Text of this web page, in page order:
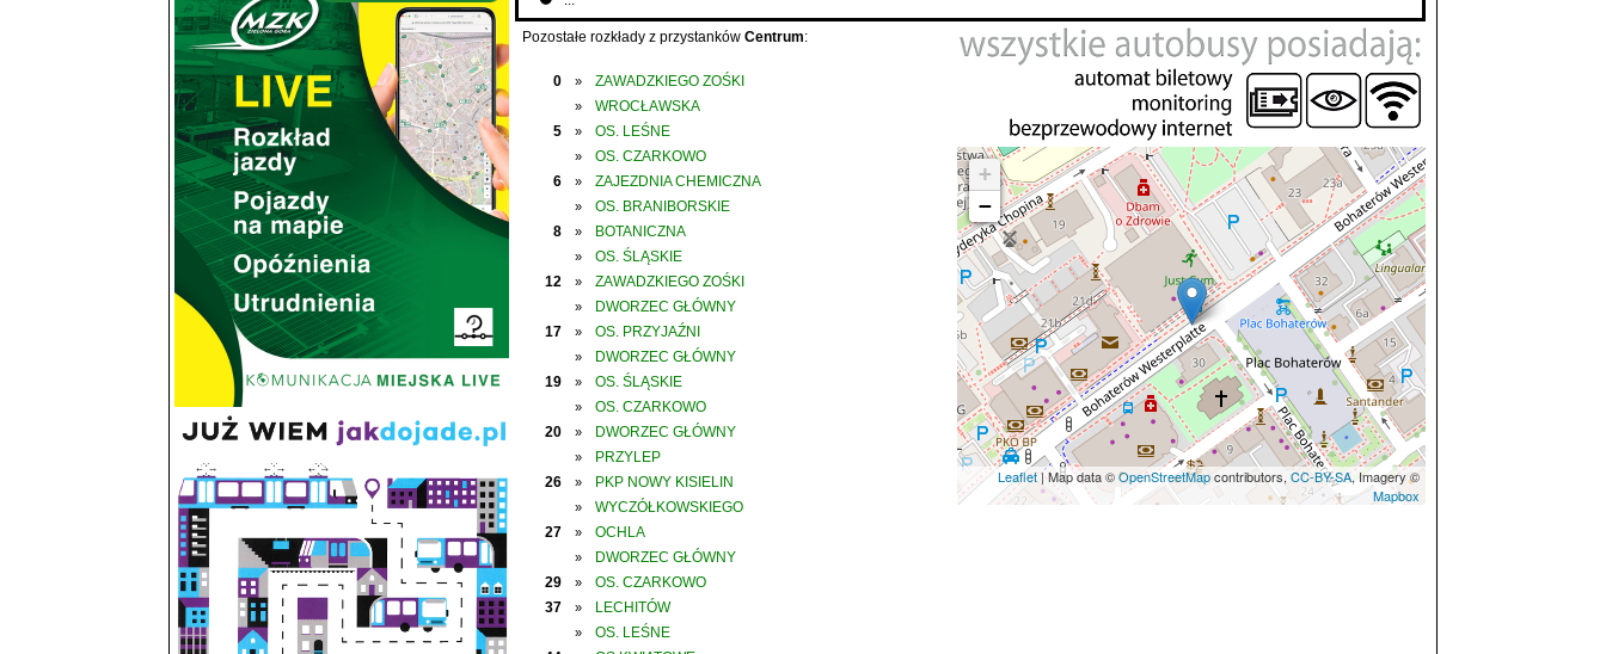
Pozostałe rozkłady z przystanków Centrum:
0 » ZAWADZKIEGO ZOŚKI
»
WROCŁAWSKA
5
» OS. LEŚNE
»
OS. CZARKOWO
6
» ZAJEZDNIA CHEMICZNA
»
OS. BRANIBORSKIE
8
» BOTANICZNA
»
OS. ŚLĄSKIE
12
» ZAWADZKIEGO ZOŚKI
»
DWORZEC GŁÓWNY
17
» OS. PRZYJAŹNI
»
DWORZEC GŁÓWNY
19
» OS. ŚLĄSKIE
»
OS. CZARKOWO
20
» DWORZEC GŁÓWNY
»
PRZYLEP
26
» PKP NOWY KISIELIN
»
WYCZÓŁKOWSKIEGO
27
» OCHLA
»
DWORZEC GŁÓWNY
29
»
OS. CZARKOWO
37
» LECHITÓW
»
OS. LEŚNE
+
−
Leaflet| Map data ©OpenStreetMapcontributors, CC-BY-SA, Imagery ©
Mapbox